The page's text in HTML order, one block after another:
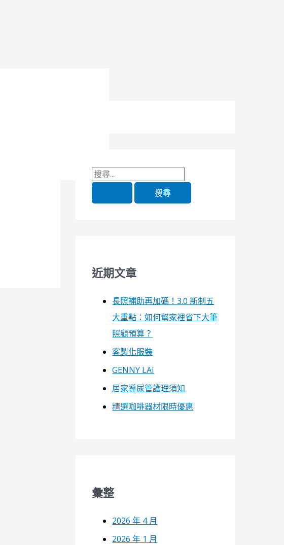
近期文章
長照補助再加碼！3.0 新制五
大重點：如何幫家裡省下大筆
照顧預算？
客製化服裝
GENNY LAI
居家導尿管護理須知
精選咖啡器材限時優惠
彙整
2026 年 4 月
2026 年 1 月